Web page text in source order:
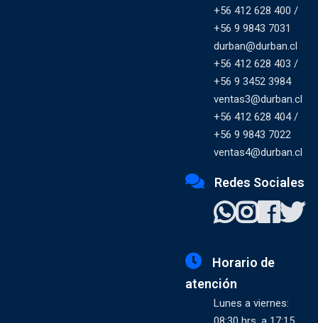
+56 412 628 400 /
+56 9 9843 7031
durban@durban.cl
+56 412 628 403 /
+56 9 3452 3984
ventas3@durban.cl
+56 412 628 404 /
+56 9 9843 7022
ventas4@durban.cl
Redes Sociales
Horario de
atención
Lunes a viernes: